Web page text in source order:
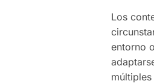
Los
entorno